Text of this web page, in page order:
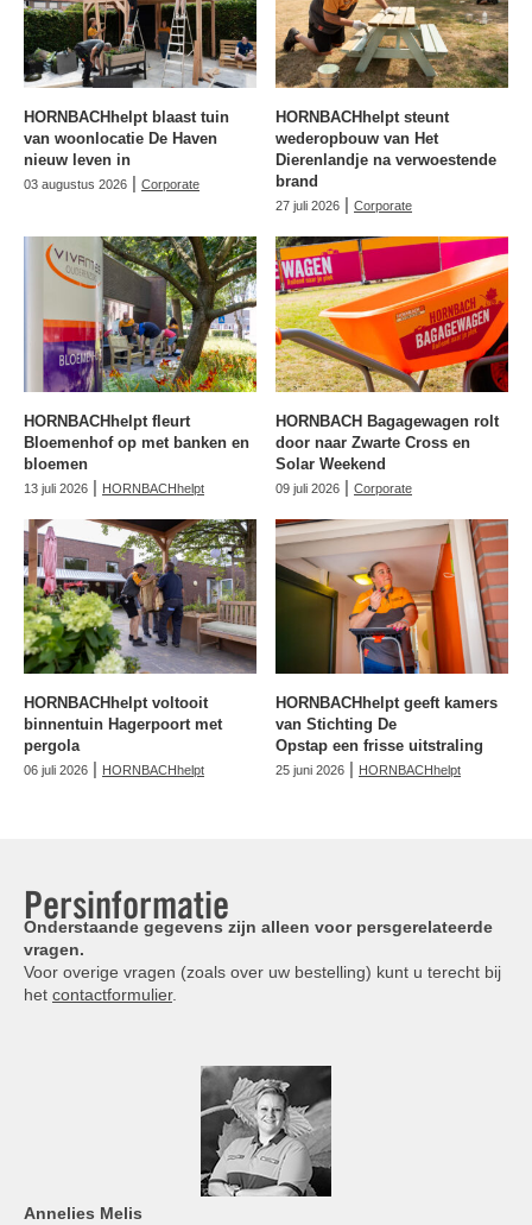
HORNBACHhelpt blaast tuin
van woonlocatie De Haven
nieuw leven in
03 augustus 2026 | Corporate
HORNBACHhelpt steunt
wederopbouw van Het
Dierenlandje na verwoestende
brand
27 juli 2026 | Corporate
HORNBACHhelpt fleurt
Bloemenhof op met banken en
bloemen
13 juli 2026 | HORNBACHhelpt
HORNBACH Bagagewagen rolt
door naar Zwarte Cross en
Solar Weekend
09 juli 2026 | Corporate
HORNBACHhelpt voltooit
binnentuin Hagerpoort met
pergola
06 juli 2026 | HORNBACHhelpt
HORNBACHhelpt geeft kamers
van Stichting De
Opstap een frisse uitstraling
25 juni 2026 | HORNBACHhelpt
Persinformatie
Onderstaande gegevens zijn alleen voor persgerelateerde
vragen.
Voor overige vragen (zoals over uw bestelling) kunt u terecht bij
het contactformulier.
Annelies Melis